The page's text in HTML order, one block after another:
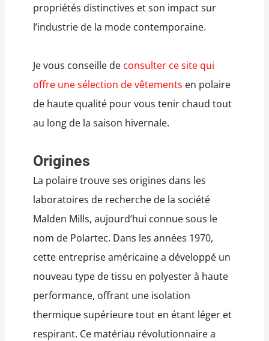
propriétés distinctives et son impact sur
l’industrie de la mode contemporaine.
Je vous conseille de consulter ce site qui
offre une sélection de vêtements en polaire
de haute qualité pour vous tenir chaud tout
au long de la saison hivernale.
Origines
La polaire trouve ses origines dans les
laboratoires de recherche de la société
Malden Mills, aujourd’hui connue sous le
nom de Polartec. Dans les années 1970,
cette entreprise américaine a développé un
nouveau type de tissu en polyester à haute
performance, offrant une isolation
thermique supérieure tout en étant léger et
respirant. Ce matériau révolutionnaire a